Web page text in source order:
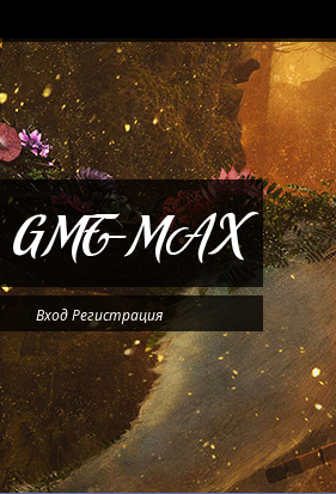
ВходРегистрация